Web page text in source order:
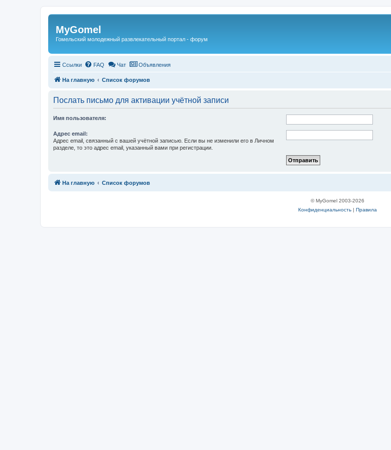
Регистрация
MyGomel
Гомельский молодежный развлекательный портал - форум
Ссылки FAQ Чат Объявления
На главную Список форумов
Послать письмо для активации учётной записи
Имя пользователя:
Адрес email:
Адрес email, связанный с вашей учётной записью. Если вы не изменили его в Личном
разделе, то это адрес email, указанный вами при регистрации.
На главную Список форумов
Связаться с
© MyGomel 2003-2026
Конфиденциальность| Правила